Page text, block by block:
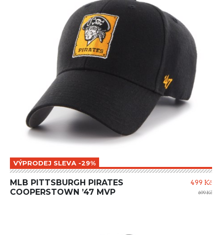
VÝPRODEJ SLEVA -29%
MLB PITTSBURGH PIRATES
COOPERSTOWN ’47 MVP
499 Kč
699 Kč